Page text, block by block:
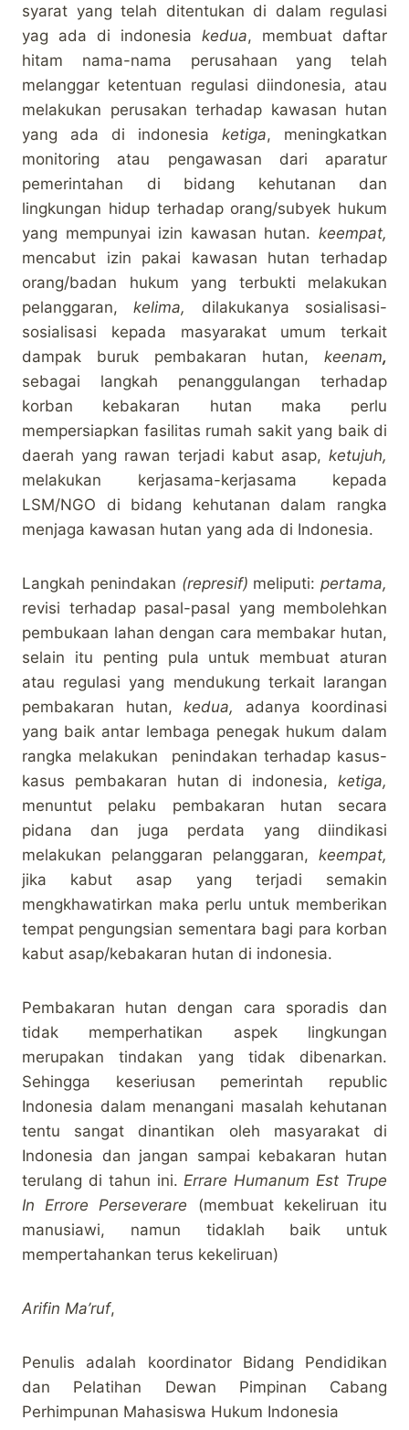
syarat yang telah ditentukan di dalam regulasi
yag ada di indonesia kedua, membuat daftar
hitam nama-nama perusahaan yang telah
melanggar ketentuan regulasi diindonesia, atau
melakukan perusakan terhadap kawasan hutan
yang ada di indonesia ketiga, meningkatkan
monitoring atau pengawasan dari aparatur
pemerintahan di bidang kehutanan dan
lingkungan hidup terhadap orang/subyek hukum
yang mempunyai izin kawasan hutan. keempat,
mencabut izin pakai kawasan hutan terhadap
orang/badan hukum yang terbukti melakukan
pelanggaran,kelima,
dilakukanya sosialisasi-
sosialisasi kepada masyarakat umum terkait
dampak buruk pembakaran hutan, keenam,
sebagai langkah penanggulangan terhadap
korban kebakaran hutan maka perlu
mempersiapkan fasilitas rumah sakit yang baik di
daerah yang rawan terjadi kabut asap, ketujuh,
melakukan kerjasama-kerjasama kepada
LSM/NGO di bidang kehutanan dalam rangka
menjaga kawasan hutan yang ada di Indonesia.
Langkah penindakan (represif) meliputi: pertama,
revisi terhadap pasal-pasal yang membolehkan
pembukaan lahan dengan cara membakar hutan,
selain itu penting pula untuk membuat aturan
atau regulasi yang mendukung terkait larangan
pembakaran hutan, kedua, adanya koordinasi
yang baik antar lembaga penegak hukum dalam
rangka melakukan penindakan terhadap kasus-
kasus pembakaran hutan di indonesia, ketiga,
menuntut pelaku pembakaran hutan secara
pidana dan juga perdata yang diindikasi
melakukan pelanggaran pelanggaran, keempat,
jika kabut asap yang terjadi semakin
mengkhawatirkan maka perlu untuk memberikan
tempat pengungsian sementara bagi para korban
kabut asap/kebakaran hutan di indonesia.
Pembakaran hutan dengan cara sporadis dan
tidak memperhatikan aspek lingkungan
merupakan tindakan yang tidak dibenarkan.
Sehingga keseriusan pemerintah republic
Indonesia dalam menangani masalah kehutanan
tentu sangat dinantikan oleh masyarakat di
Indonesia dan jangan sampai kebakaran hutan
terulang di tahun ini. Errare Humanum Est Trupe
In Errore Perseverare (membuat kekeliruan itu
manusiawi, namun tidaklah baik untuk
mempertahankan terus kekeliruan)
Arifin Ma’ruf,
Penulis adalah koordinator Bidang Pendidikan
dan Pelatihan Dewan Pimpinan Cabang
Perhimpunan Mahasiswa Hukum Indonesia